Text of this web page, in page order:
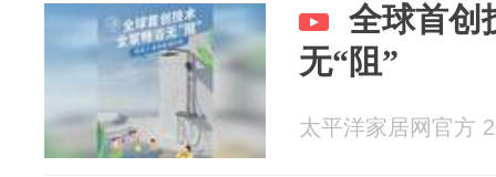
全球首创
无“阻”
太平洋家居网官方